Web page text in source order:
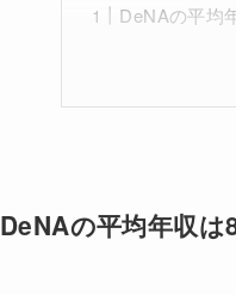
DeNAの平均
DeNAの平均年収は